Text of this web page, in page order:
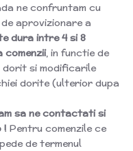
ne confruntam cu
aprovizionare a
dura intre 4 si 8
comenzii, in functie de
dorit si modificarile
dorite (ulterior dupa
sa ne contactati si
! Pentru comenzile ce
de termenul